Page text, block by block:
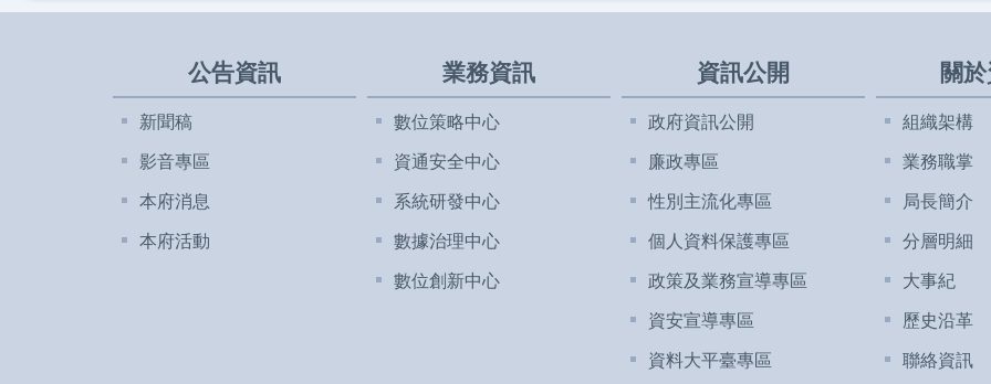
公告資訊
新聞稿
影音專區
本府消息
本府活動
業務資訊
數位策略中心
資通安全中心
系統研發中心
數據治理中心
數位創新中心
資訊公開
政府資訊公開
廉政專區
性別主流化專區
個人資料保護專區
政策及業務宣導專區
資安宣導專區
資料大平臺專區
關
組織架構
業務職掌
局長簡介
分層明細
大事紀
歷史沿革
聯絡資訊